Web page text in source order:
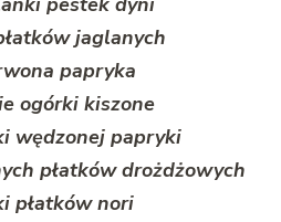
jaglanych
papryka
ogórki kiszone
wędzonej papryki
płatków drożdżowych
płatków nori